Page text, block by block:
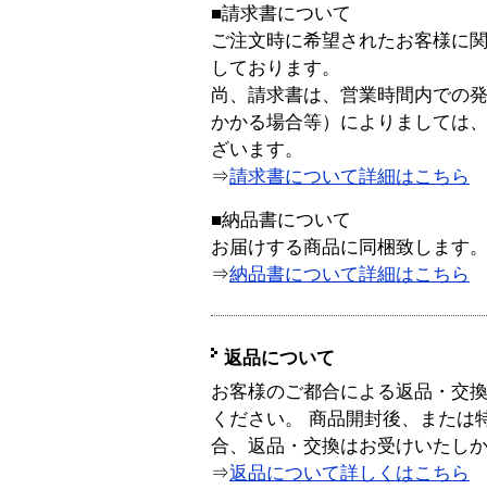
■請求書について
ご注文時に希望されたお客様に
しております。
尚、請求書は、営業時間内での
かかる場合等）によりましては
ざいます。
⇒請求書について詳細はこちら
■納品書について
お届けする商品に同梱致します。
⇒納品書について詳細はこちら
返品について
お客様のご都合による返品・交
ください。 商品開封後、または
合、返品・交換はお受けいたし
⇒返品について詳しくはこちら